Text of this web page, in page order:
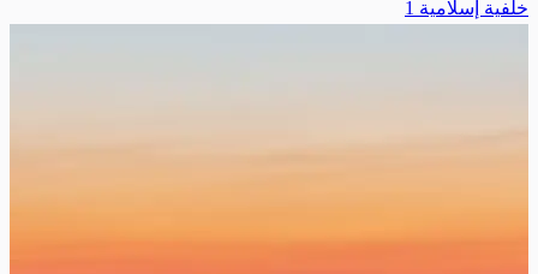
خلفية إسلامية 1